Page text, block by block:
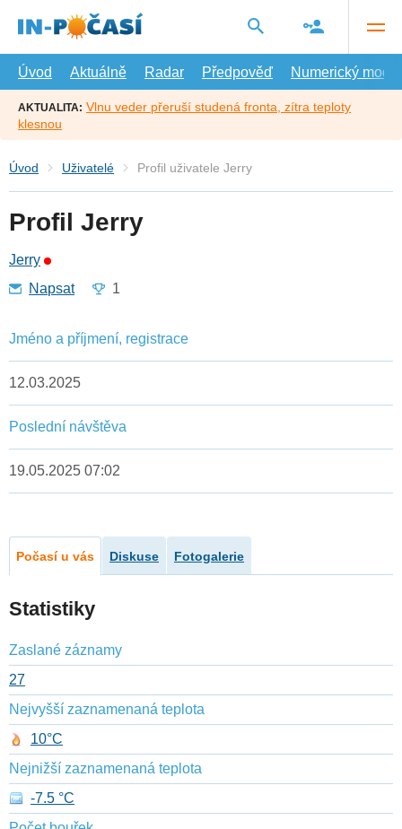
hlavní
Úvod
Aktuálně Radar Předpověď Numerický model
AKTUALITA: Vlnu veder přeruší studená fronta, zítra teploty
klesnou
Úvod Uživatelé Profil uživatele Jerry
Profil Jerry
Jerry
Napsat
1
Jméno a příjmení, registrace
12.03.2025
Poslední návštěva
19.05.2025 07:02
Počasí u vás Diskuse Fotogalerie
Statistiky
Zaslané záznamy
27
Nejvyšší zaznamenaná teplota
10°C
Nejnižší zaznamenaná teplota
-7.5 °C